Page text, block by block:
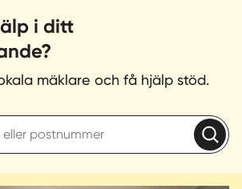
i ditt
mäklare och få hjälp stöd.